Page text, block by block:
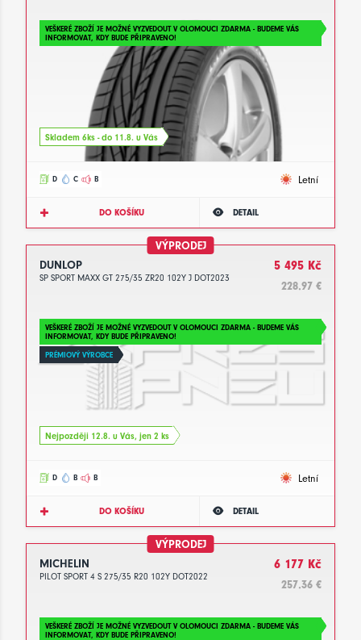
VEŠKERÉ ZBOŽÍ JE MOŽNÉ VYZVEDOUT V OLOMOUCI ZDARMA - BUDEME VÁS
INFORMOVAT, KDY BUDE PŘIPRAVENO!
Skladem 6ks - do 11.8. u Vás
D C B Letní
DO KOŠÍKU DETAIL
VÝPRODEJ
DUNLOP
SP SPORT MAXX GT 275/35 ZR20 102Y J DOT2023
5 495 Kč
228.97 €
VEŠKERÉ ZBOŽÍ JE MOŽNÉ VYZVEDOUT V OLOMOUCI ZDARMA - BUDEME VÁS
INFORMOVAT, KDY BUDE PŘIPRAVENO!
PRÉMIOVÝ VÝROBCE
Nejpozději 12.8. u Vás, jen 2 ks
D B B Letní
DO KOŠÍKU DETAIL
VÝPRODEJ
MICHELIN
PILOT SPORT 4 S 275/35 R20 102Y DOT2022
6 177 Kč
257.36 €
VEŠKERÉ ZBOŽÍ JE MOŽNÉ VYZVEDOUT V OLOMOUCI ZDARMA - BUDEME VÁS
INFORMOVAT, KDY BUDE PŘIPRAVENO!